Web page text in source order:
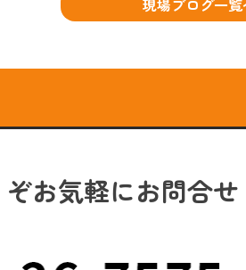
現場ブログ一覧
お気軽にお問合